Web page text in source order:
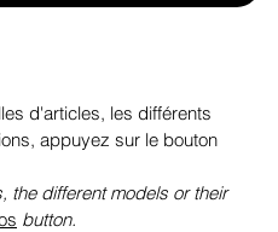
d'articles, les différents
appuyez sur le bouton
the different models or their
button.